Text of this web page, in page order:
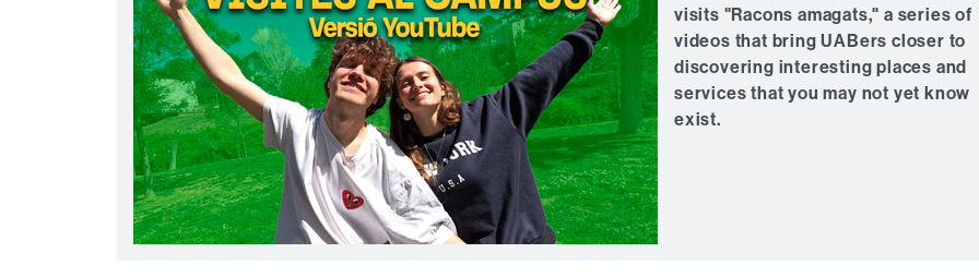
visits "Racons amagats," a series of
videos that bring UABers closer to
discovering interesting places and
services that you may not yet know
exist.